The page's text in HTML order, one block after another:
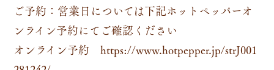
ご予約：営業日については下記ホットペッパーオ
ンライン予約にてご確認ください
オンライン予約https://www.hotpepper.jp/strJ001